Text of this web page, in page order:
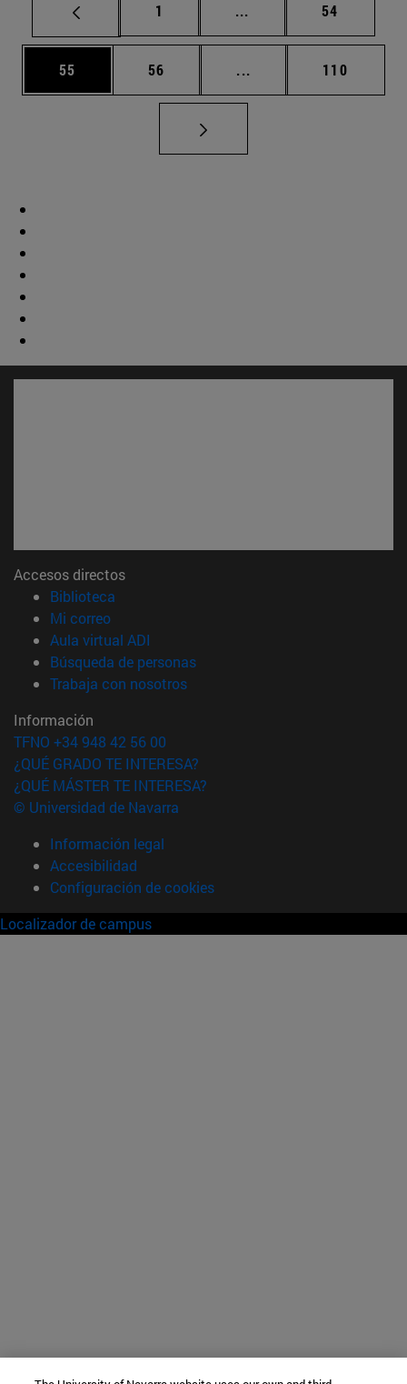
Página
1 ... Páginas intermedias
Página
54
Página
55 Página
56 ... Páginas intermedias
Página
110
Accesos directos
Biblioteca
Mi correo(abre en nueva ventana)
Aula virtual ADI
Búsqueda de personas(abre en nueva ventana)
Trabaja con nosotros(abre en nueva ventana)
Información
TFNO +34 948 42 56 00
¿QUÉ GRADO TE INTERESA?
¿QUÉ MÁSTER TE INTERESA?
© Universidad de Navarra
Información legal
Accesibilidad
Configuración de cookies
Localizador de campus